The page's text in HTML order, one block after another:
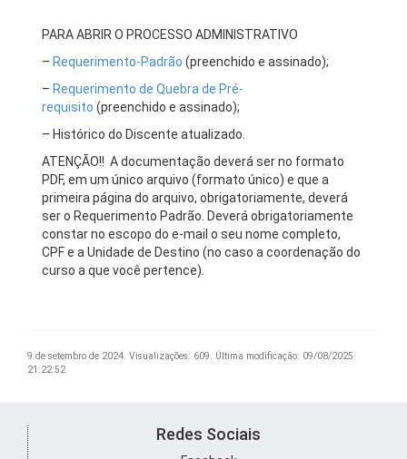
PARA ABRIR O PROCESSO ADMINISTRATIVO
– Requerimento-Padrão (preenchido e assinado);
– Requerimento de Quebra de Pré-
requisito (preenchido e assinado);
– Histórico do Discente atualizado.
ATENÇÃO!! A documentação deverá ser no formato
PDF, em um único arquivo (formato único) e que a
primeira página do arquivo, obrigatoriamente, deverá
ser o Requerimento Padrão. Deverá obrigatoriamente
constar no escopo do e-mail o seu nome completo,
CPF e a Unidade de Destino (no caso a coordenação do
curso a que você pertence).
9 de setembro de 2024. Visualizações: 609. Última modificação: 09/08/2025
21:22:52
Redes Sociais